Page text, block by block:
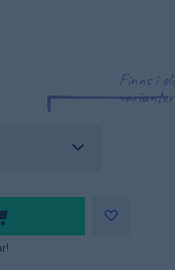
Finns i
varianter